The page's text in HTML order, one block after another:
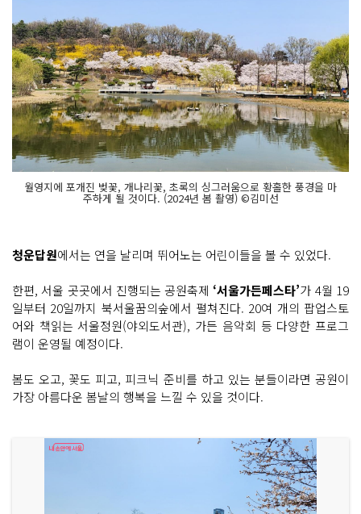
월영지에 포개진 벚꽃, 개나리꽃, 초록의 싱그러움으로 황홀한 풍경을 마
주하게 될 것이다. (2024년 봄 촬영) ©김미선
청운답원에서는 연을 날리며 뛰어노는 어린이들을 볼 수 있었다.
한편, 서울 곳곳에서 진행되는 공원축제 ‘서울가든페스타’가 4월 19
일부터 20일까지 북서울꿈의숲에서 펼쳐진다. 20여 개의 팝업스토
어와 책읽는 서울정원(야외도서관), 가든 음악회 등 다양한 프로그
램이 운영될 예정이다.
봄도 오고, 꽃도 피고, 피크닉 준비를 하고 있는 분들이라면 공원이
가장 아름다운 봄날의 행복을 느낄 수 있을 것이다.